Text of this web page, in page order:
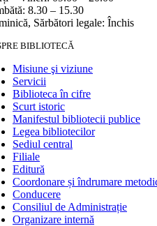
8.30 – 15.30
Sărbători legale: Închis
BIBLIOTECĂ
Misiune şi viziune
Servicii
Biblioteca în cifre
Scurt istoric
Manifestul bibliotecii publice
Legea bibliotecilor
Sediul central
Filiale
Editură
Coordonare și îndrumare
Conducere
Consiliul de Administrație
Organizare internă